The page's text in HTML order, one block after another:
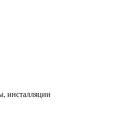
инсталляции